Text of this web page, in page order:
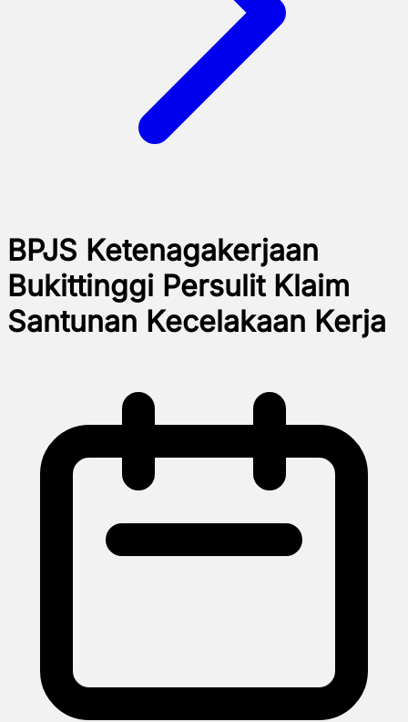
BPJS Ketenagakerjaan
Bukittinggi Persulit Klaim
Santunan Kecelakaan Kerja